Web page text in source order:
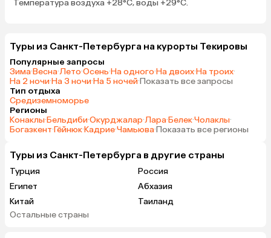
Температура воздуха +28°C, воды +29°C.
Туры из Санкт-Петербурга на курорты Текировы
Популярные запросы
Зима·Весна·Лето·Осень·На одного·На двоих·На троих·
На 2 ночи·На 3 ночи·На 5 ночей·Показать все запросы
Тип отдыха
Средиземноморье
Регионы
Конаклы·Бельдиби·Окурджалар·Лара·Белек·Чолаклы·
Богазкент·Гёйнюк·Кадрие·Чамьюва·Показать все регионы
Туры из Санкт-Петербурга в другие страны
Турция
Россия
Египет
Абхазия
Китай
Таиланд
Вьетнам
Остальные страны